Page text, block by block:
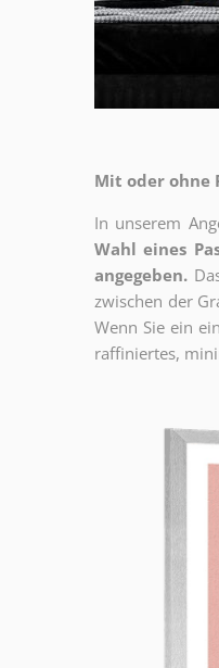
Mit oder ohne
In unserem
Wahl eines
angegeben.
zwischen der
Wenn Sie ein
raffiniertes,